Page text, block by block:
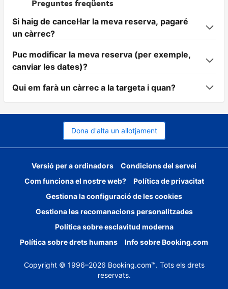
Preguntes freqüents
Si haig de cancel·lar la meva reserva, pagaré
un càrrec?
Puc modificar la meva reserva (per exemple,
canviar les dates)?
Qui em farà un càrrec a la targeta i quan?
Dona d'alta un allotjament
Versió per a ordinadors
Condicions del servei
Com funciona el nostre web?
Política de privacitat
Gestiona la configuració de les cookies
Gestiona les recomanacions personalitzades
Política sobre esclavitud moderna
Política sobre drets humans
Info sobre Booking.com
Copyright © 1996–2026 Booking.com™. Tots els drets
reservats.